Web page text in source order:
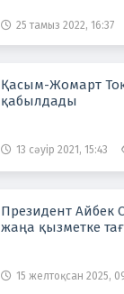
25 тамыз 2022, 16:37
Қасым-Жомарт
қабылдады
13 сәуір 2021, 15:43
Президент Айбек
жаңа қызметке
15 желтоқсан 2025,